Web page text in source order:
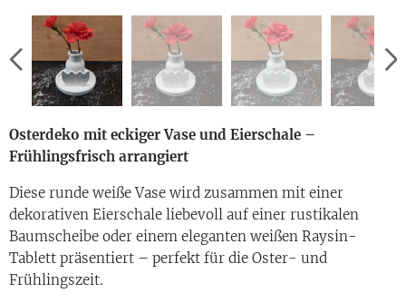
Osterdeko mit eckiger Vase und Eierschale –
Frühlingsfrisch arrangiert
Diese runde weiße Vase wird zusammen mit einer
dekorativen Eierschale liebevoll auf einer rustikalen
Baumscheibe oder einem eleganten weißen Raysin-
Tablett präsentiert – perfekt für die Oster- und
Frühlingszeit.